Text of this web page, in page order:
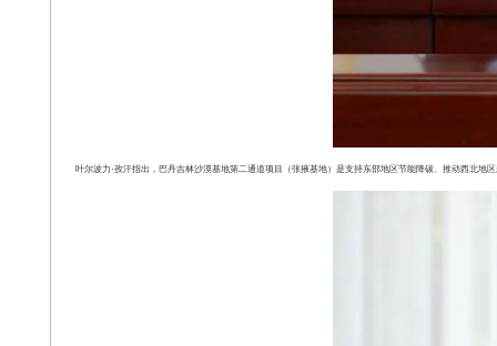
叶尔波力·孜汗指出，巴丹吉林沙漠基地第二通道项目（张掖基地）是支持东部地区节能降碳、推动西北